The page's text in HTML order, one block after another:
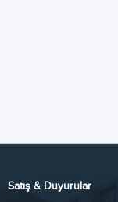
Satış & Duyurular